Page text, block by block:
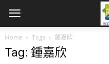
Home Tags 鍾嘉欣
Tag: 鍾嘉欣